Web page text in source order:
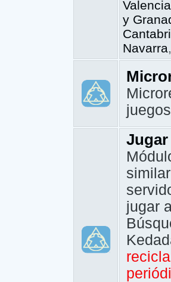
Valencia
y
Navarra
Jugar
jugar